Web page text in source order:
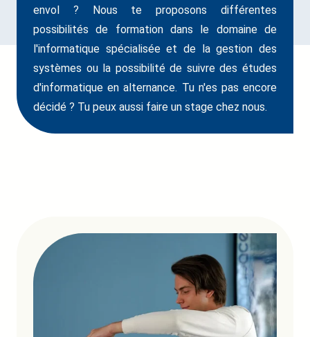
envol ? Nous te proposons différentes
possibilités de formation dans le domaine de
l'informatique spécialisée et de la gestion des
systèmes ou la possibilité de suivre des études
d'informatique en alternance. Tu n'es pas encore
décidé ? Tu peux aussi faire un stage chez nous.